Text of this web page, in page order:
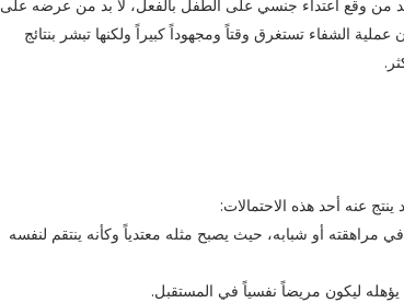
من وقع اعتداء جنسي على الطفل بالفعل، لا بد من عرضه على
الشفاء تستغرق وقتاً ومجهوداً كبيراً ولكنها تبشر بنتائج
عنه أحد هذه الاحتمالات:
أو شبابه، حيث يصبح مثله معتدياً وكأنه ينتقم لنفسه
ليكون مريضاً نفسياً في المستقبل.